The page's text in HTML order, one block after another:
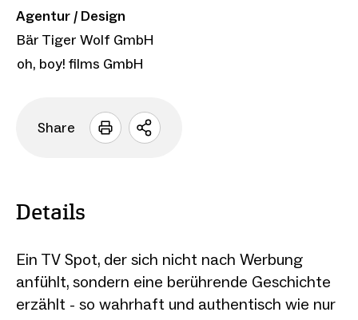
Agentur / Design
Bär Tiger Wolf GmbH
oh, boy! films GmbH
Share
Sharing
Details
Ein TV Spot, der sich nicht nach Werbung
anfühlt, sondern eine berührende Geschichte
erzählt - so wahrhaft und authentisch wie nur